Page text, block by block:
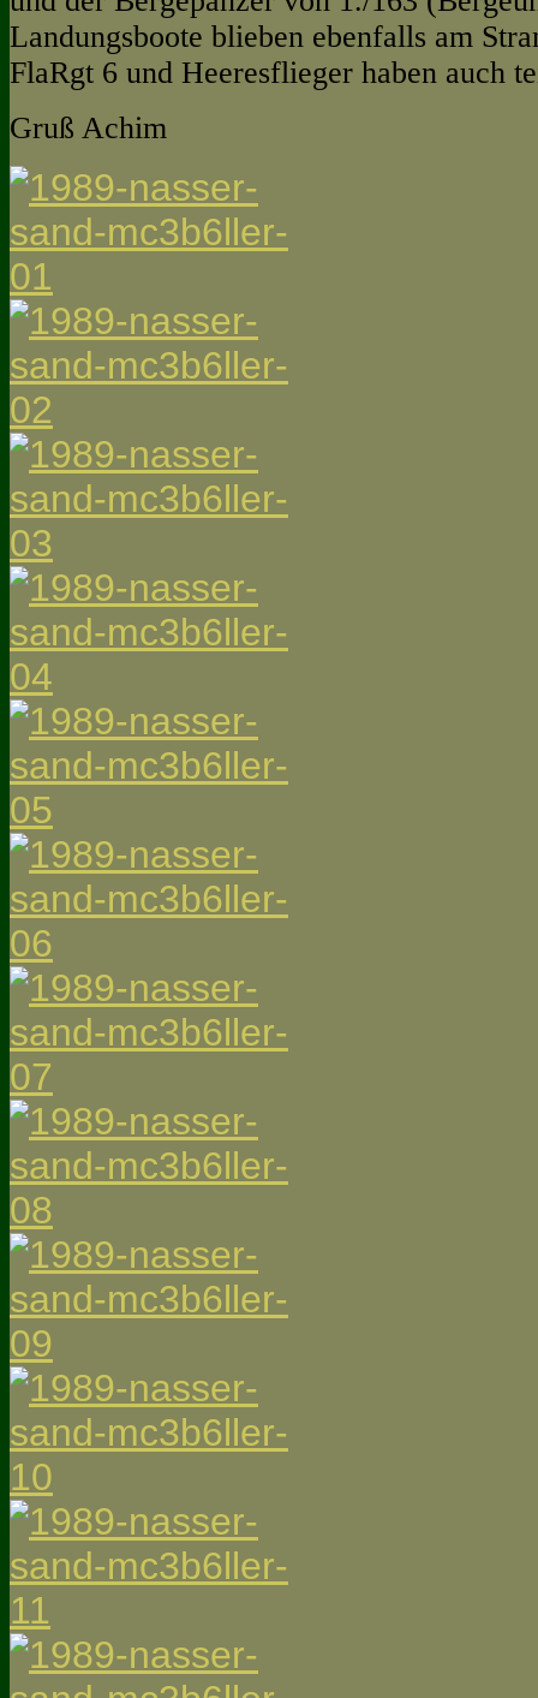
Landungsboote blieben ebenfalls am
FlaRgt 6 und Heeresflieger haben auch
Gruß Achim